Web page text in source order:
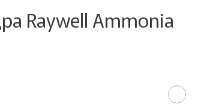
Raywell Ammonia